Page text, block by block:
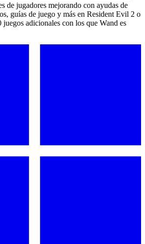
de jugadores mejorando con ayudas de
guías de juego y más en Resident Evil 2 o
juegos adicionales con los que Wand es